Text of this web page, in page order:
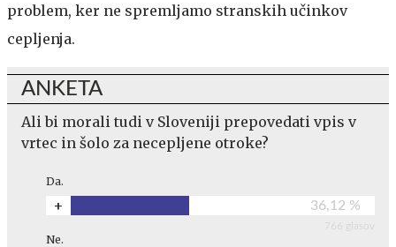
problem, ker ne spremljamo stranskih učinkov
cepljenja.
ANKETA
Ali bi morali tudi v Sloveniji prepovedati vpis v
vrtec in šolo za necepljene otroke?
Da.
+ 36,12 %
766 glasov
Ne.